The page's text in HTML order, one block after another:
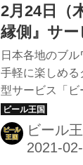
とえばキャンプ
近いブルワリー
ールを楽しむこ
運びの負担も
クラフトビール
ス｜ビールの縁
ス。本当におい
（地ビール）
2月24日（
縁側』サ
で飲めな
の樽生ビ
ンプ場で
日本各地のブ
手軽に楽しめ
型サービス「ビ
年2月24日(水)
タートになる。
参加決定したブ
ビール